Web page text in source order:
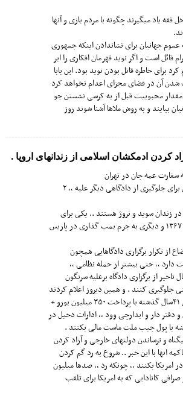
فقه یاد میگیرند چگونه با مردم بازی و آنها
جهانیان برای نشاندادن اینکه جمهوری
قائل است و اگر نوید قهرمان افکاری را ابر
برای خاطره قاتل بودن نوید بود. این بابا
آن در فضای مجزای اعدام نخواهد کرد
محبوبیت قبل از به کرسی نشستن جو
بیایند و به روش ملاها آشنا شوند روز
کردن ادمکشان اسلامی از زندانهای اروپا .
سفارت عمه جان در تهران
به جواد ظریف و بقیه دزدان برای جلوگیری از دادگاهی دیگر علیه ،، ۲
زندان سوید و نروژ هستند .. یکی برای
قتل چندین هزار نفر تابستان ۱۳۶۷ و دیگری به جرم بمب گذاری در پاریس
از تکرار برگزاری دادگاهایی همچون
،، حتی بیشتر از حمله نظامی ،،
از برگزاری دادگاه برعلیه سرنگون
جلوگیری کنند . و همین دیروز اعلام کردند
برای پوشاندن جنایاتشان مثل ۴۱سال گذشته با پرداخت ۳۵۰ میلیون یورو +
و دفتر دار و ابدارچی وود ،، ادارات دخیل در
با پول جیب ملت ماست مالی بکنند .
و ترساندن دولتهای خارجی و آزاد کردن
انها با این خبر .. شروع به رد گم کردن
امریکا بکنند ،، چونکه رد ،، صدها میلیون
کانادایی که به امریکا برای تلقب